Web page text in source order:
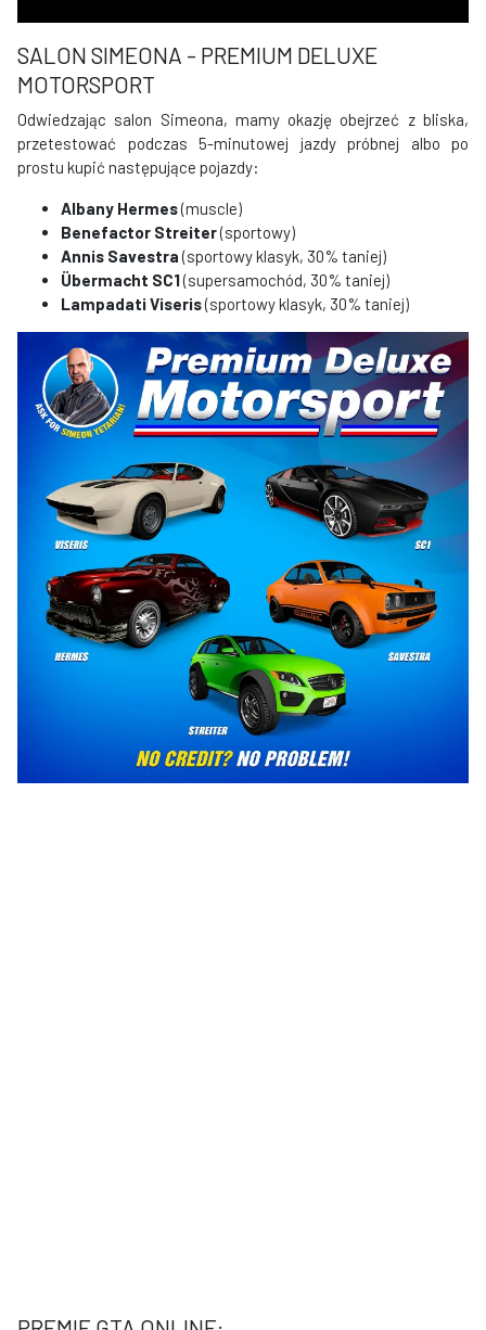
SALON SIMEONA - PREMIUM DELUXE
MOTORSPORT
Odwiedzając salon Simeona, mamy okazję obejrzeć z bliska,
przetestować podczas 5-minutowej jazdy próbnej albo po
prostu kupić następujące pojazdy:
Albany Hermes(muscle)
Benefactor Streiter(sportowy)
Annis Savestra(sportowy klasyk, 30% taniej)
Übermacht SC1(supersamochód, 30% taniej)
Lampadati Viseris(sportowy klasyk, 30% taniej)